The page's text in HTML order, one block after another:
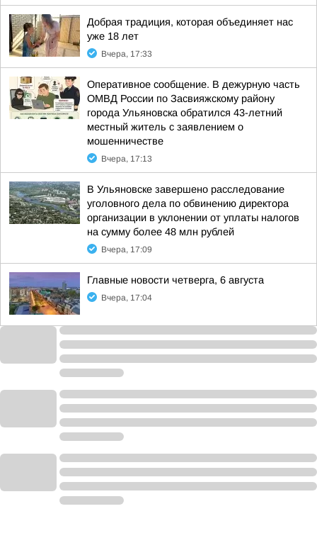
Добрая традиция, которая объединяет нас
уже 18 лет
Вчера, 17:33
Оперативное сообщение. В дежурную часть
ОМВД России по Засвияжскому району
города Ульяновска обратился 43-летний
местный житель с заявлением о
мошенничестве
Вчера, 17:13
В Ульяновске завершено расследование
уголовного дела по обвинению директора
организации в уклонении от уплаты налогов
на сумму более 48 млн рублей
Вчера, 17:09
Главные новости четверга, 6 августа
Вчера, 17:04